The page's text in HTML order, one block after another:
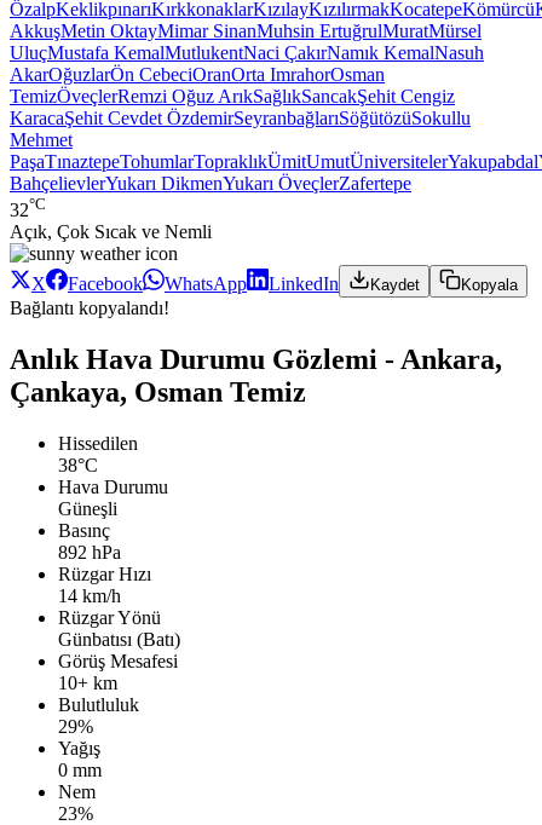
ÖzalpKeklikpınarıKırkkonaklarKızılayKızılırmakKocatepeKömürcü
AkkuşMetin OktayMimar SinanMuhsin ErtuğrulMuratMürsel
UluçMustafa KemalMutlukentNaci ÇakırNamık KemalNasuh
AkarOğuzlarÖn CebeciOranOrta ImrahorOsman
TemizÖveçlerRemzi Oğuz ArıkSağlıkSancakŞehit Cengiz
KaracaŞehit Cevdet ÖzdemirSeyranbağlarıSöğütözüSokullu
Mehmet
PaşaTınaztepeTohumlarTopraklıkÜmitUmutÜniversitelerYakupabdal
BahçelievlerYukarı DikmenYukarı ÖveçlerZafertepe
32°C
Açık, Çok Sıcak ve Nemli
X Facebook WhatsApp LinkedIn Kaydet Kopyala
Bağlantı kopyalandı!
Anlık Hava Durumu Gözlemi - Ankara,
Çankaya, Osman Temiz
Hissedilen
38°C
Hava Durumu
Güneşli
Basınç
892 hPa
Rüzgar Hızı
14 km/h
Rüzgar Yönü
Günbatısı (Batı)
Görüş Mesafesi
10+ km
Bulutluluk
29%
Yağış
0 mm
Nem
23%